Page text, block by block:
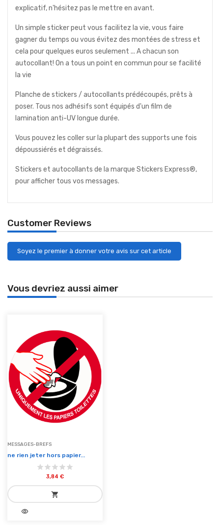
explicatif, n'hésitez pas le mettre en avant.
Un simple sticker peut vous facilitez la vie, vous faire
gagner du temps ou vous évitez des montées de stress et
cela pour quelques euros seulement ... A chacun son
autocollant! On a tous un point en commun pour se facilité
la vie
Planche de stickers / autocollants prédécoupés, prêts à
poser. Tous nos adhésifs sont équipés d'un film de
lamination anti-UV longue durée.
Vous pouvez les coller sur la plupart des supports une fois
dépoussiérés et dégraissés.
Stickers et autocollants de la marque Stickers Express®,
pour afficher tous vos messages.
Customer Reviews
Soyez le premier à donner votre avis sur cet article
Vous devriez aussi aimer
MESSAGES-BREFS
ne rien jeter hors papier...
3,84 €
shopping_cart
add_shopping_cartvisibility